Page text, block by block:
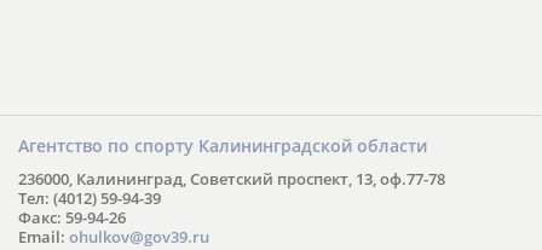
Агентство по спорту Калининградской области
236000, Калининград, Советский проспект, 13, оф.77-78
Тел: (4012) 59-94-39
Факс: 59-94-26
Email: ohulkov@gov39.ru